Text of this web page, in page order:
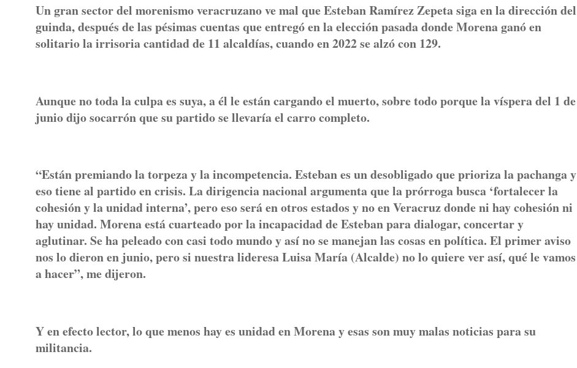
Un gran sector del morenismo veracruzano ve mal que Esteban Ramírez Zepeta siga en la dirección del
guinda, después de las pésimas cuentas que entregó en la elección pasada donde Morena ganó en
solitario la irrisoria cantidad de 11 alcaldías, cuando en 2022 se alzó con 129.
Aunque no toda la culpa es suya, a él le están cargando el muerto, sobre todo porque la víspera del 1 de
junio dijo socarrón que su partido se llevaría el carro completo.
“Están premiando la torpeza y la incompetencia. Esteban es un desobligado que prioriza la pachanga y
eso tiene al partido en crisis. La dirigencia nacional argumenta que la prórroga busca ‘fortalecer la
cohesión y la unidad interna’, pero eso será en otros estados y no en Veracruz donde ni hay cohesión ni
hay unidad. Morena está cuarteado por la incapacidad de Esteban para dialogar, concertar y
aglutinar. Se ha peleado con casi todo mundo y así no se manejan las cosas en política. El primer aviso
nos lo dieron en junio, pero si nuestra lideresa Luisa María (Alcalde) no lo quiere ver así, qué le vamos
a hacer”, me dijeron.
Y en efecto lector, lo que menos hay es unidad en Morena y esas son muy malas noticias para su
militancia.